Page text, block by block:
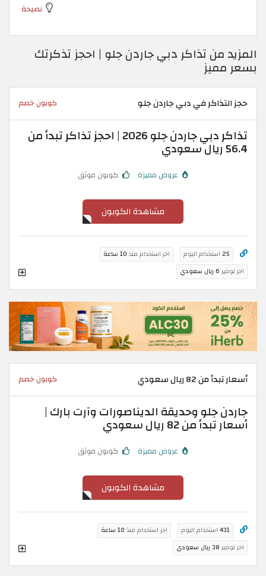
نصيحة
المزيد من تذاكر دبي جاردن جلو | احجز تذكرتك
بسعر مميز
حجز التذاكر في دبي جاردن جلو كوبون خصم
تذاكر دبي جاردن جلو 2026 | احجز تذاكر تبدأ من
56.4 ريال سعودي
عروض مميزة كوبون موثق
مشاهدة الكوبون
25 استخدام اليوم اخر استخدام منذ 10 ساعة
اخر توفير 6 ريال سعودي
أسعار تبدأ من 82 ريال سعودي كوبون خصم
جاردن جلو وحديقة الديناصورات وآرت بارك |
أسعار تبدأ من 82 ريال سعودي
عروض مميزة كوبون موثق
مشاهدة الكوبون
431 استخدام اليوم اخر استخدام منذ 10 ساعة
اخر توفير 38 ريال سعودي